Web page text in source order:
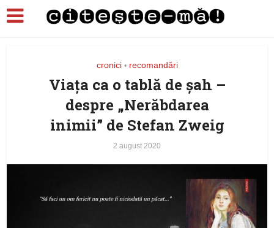
cronici • recomandări
Viața ca o tablă de șah –
despre „Nerăbdarea
inimii” de Stefan Zweig
2 august 2020